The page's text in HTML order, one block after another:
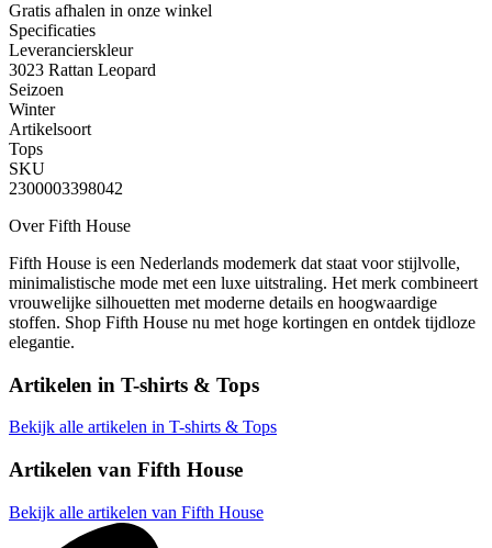
Gratis afhalen in onze winkel
Specificaties
Leverancierskleur
3023 Rattan Leopard
Seizoen
Winter
Artikelsoort
Tops
SKU
2300003398042
Over Fifth House
Fifth House is een Nederlands modemerk dat staat voor stijlvolle,
minimalistische mode met een luxe uitstraling. Het merk combineert
vrouwelijke silhouetten met moderne details en hoogwaardige
stoffen. Shop Fifth House nu met hoge kortingen en ontdek tijdloze
elegantie.
Artikelen in T-shirts & Tops
Bekijk alle artikelen in T-shirts & Tops
Artikelen van Fifth House
Bekijk alle artikelen van Fifth House